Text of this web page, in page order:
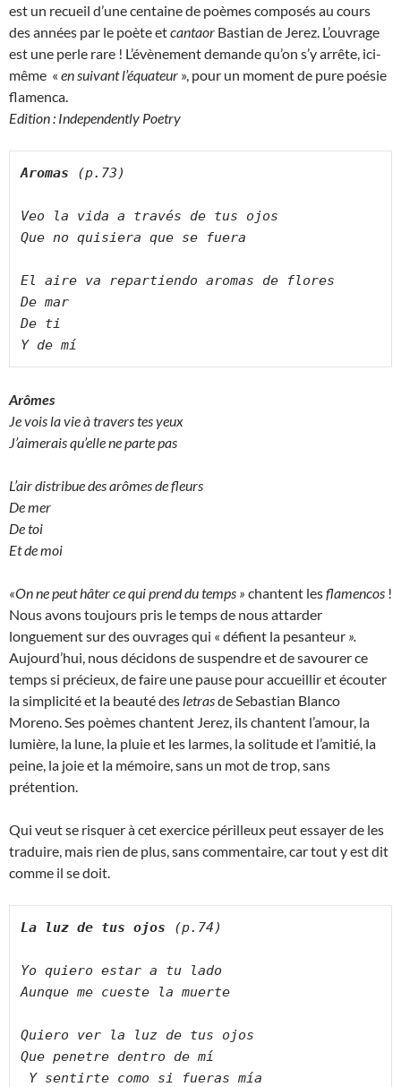
est un recueil d’une centaine de poèmes composés au cours
des années par le poète etcantaor Bastian de Jerez. L’ouvrage
est une perle rare ! L’évènement demande qu’on s’y arrête, ici-
même « en suivant l’équateur », pour un moment de pure poésie
flamenca.
Edition : Independently Poetry
Aromas (p.73)
Veo la vida a través de tus ojos
Que no quisiera que se fuera
El aire va repartiendo aromas de flores
De mar
De ti
Y de mí
Arômes
Je vois la vie à travers tes yeux
J’aimerais qu’elle ne parte pas
L’air distribue des arômes de fleurs
De mer
De toi
Et de moi
«On ne peut hâter ce qui prend du temps » chantent lesflamencos !
Nous avons toujours pris le temps de nous attarder
longuement sur des ouvrages qui « défient la pesanteur ».
Aujourd’hui, nous décidons de suspendre et de savourer ce
temps si précieux, de faire une pause pour accueillir et écouter
la simplicité et la beauté des letrasde Sebastian Blanco
Moreno. Ses poèmes chantent Jerez, ils chantent l’amour, la
lumière, la lune, la pluie et les larmes, la solitude et l’amitié, la
peine, la joie et la mémoire, sans un mot de trop, sans
prétention.
Qui veut se risquer à cet exercice périlleux peut essayer de les
traduire, mais rien de plus, sans commentaire, car tout y est dit
comme il se doit.
La luz de tus ojos (p.74)
Yo quiero estar a tu lado
Aunque me cueste la muerte
Quiero ver la luz de tus ojos
Que penetre dentro de mí
Y sentirte como si fueras mía